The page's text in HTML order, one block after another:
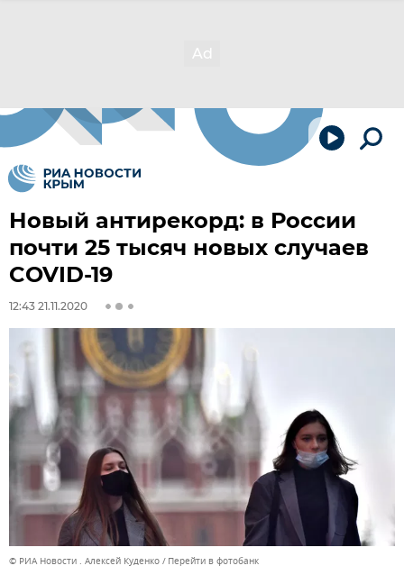
Новый антирекорд: в России
почти 25 тысяч новых случаев
COVID-19
12:43 21.11.2020
© РИА Новости . Алексей Куденко Перейти в фотобанк